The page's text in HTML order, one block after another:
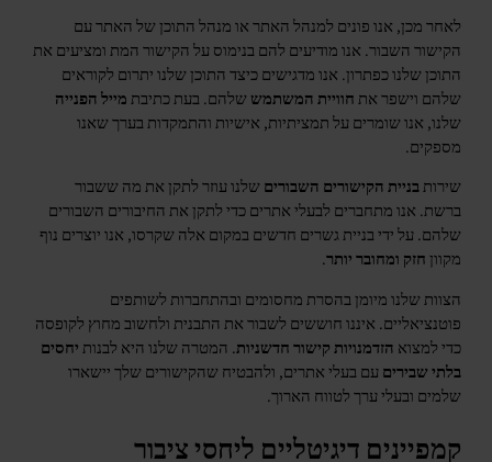
לאחר מכן, אנו פונים למנהל האתר או מנהל התוכן של האתר עם
הקישור השבור. אנו מודיעים להם בנימוס על הקישור המת ומציעים את
התוכן שלנו כפתרון. אנו מדגישים כיצד התוכן שלנו יתרום לקוראים
שלהם וישפר אתחוויית המשתמש שלהם. בעת כתיבתמייל הפנייה
שלנו, אנו שומרים על תמציתיות, אישיות והתמקדות בערך שאנו
מספקים.
שירותבניית הקישורים השבורים שלנו עוזר לתקן את מה ששבור
ברשת. אנו מתחברים לבעלי אתרים כדי לתקן את החיבורים השבורים
שלהם. על ידי בניית גשרים חדשים במקום אלה שקרסו, אנו יוצרים נוף
מקווןחזק ומחובר יותר.
הצוות שלנו מיומן בהסרת מחסומים ובהתחברות לשותפים
פוטנציאליים. איננו חוששים לשבור את התבנית ולחשוב מחוץ לקופסה
כדי למצוא הזדמנויות קישור חדשניות. המטרה שלנו היא לבנותיחסים
בלתי שביריםעם בעלי אתרים, ולהבטיח שהקישורים שלך יישארו
שלמים ובעלי ערך לטווח הארוך.
קמפיינים דיגיטליים ליחסי ציבור